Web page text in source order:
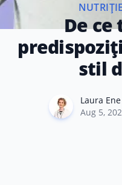
De ce
stil
Laura EneLaura Ene
Aug 5,